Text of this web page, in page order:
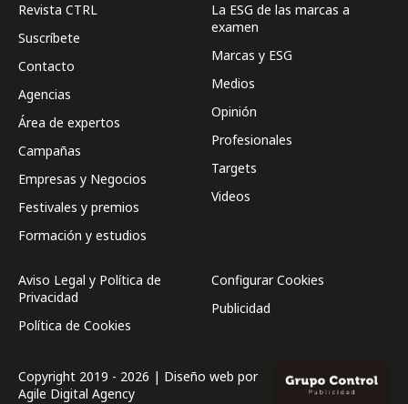
Revista CTRL
Suscríbete
Contacto
Agencias
Área de expertos
Campañas
Empresas y Negocios
Festivales y premios
Formación y estudios
La ESG de las marcas a
examen
Marcas y ESG
Medios
Opinión
Profesionales
Targets
Videos
Aviso Legal y Política de
Privacidad
Política de Cookies
Configurar Cookies
Publicidad
Copyright 2019 - 2026 | Diseño web por
Agile Digital Agency